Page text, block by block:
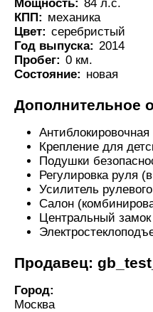
Мощность: 84 л.с.
КПП: механика
Цвет: серебристый
Год выпуска: 2014
Пробег: 0 км.
Состояние: новая
Дополнительное
Крепление для
Подушки
Регулировка руля
Усилитель
Салон
Центральный замок
Продавец:
Город:
Москва